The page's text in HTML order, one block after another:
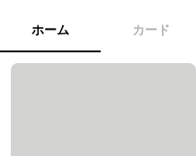
ホーム カード